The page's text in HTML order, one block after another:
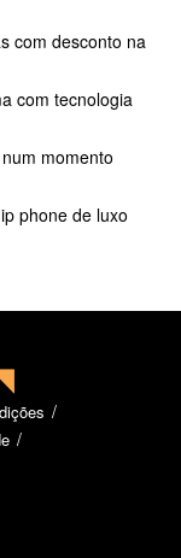
com desconto na
com tecnologia
momento
phone de luxo